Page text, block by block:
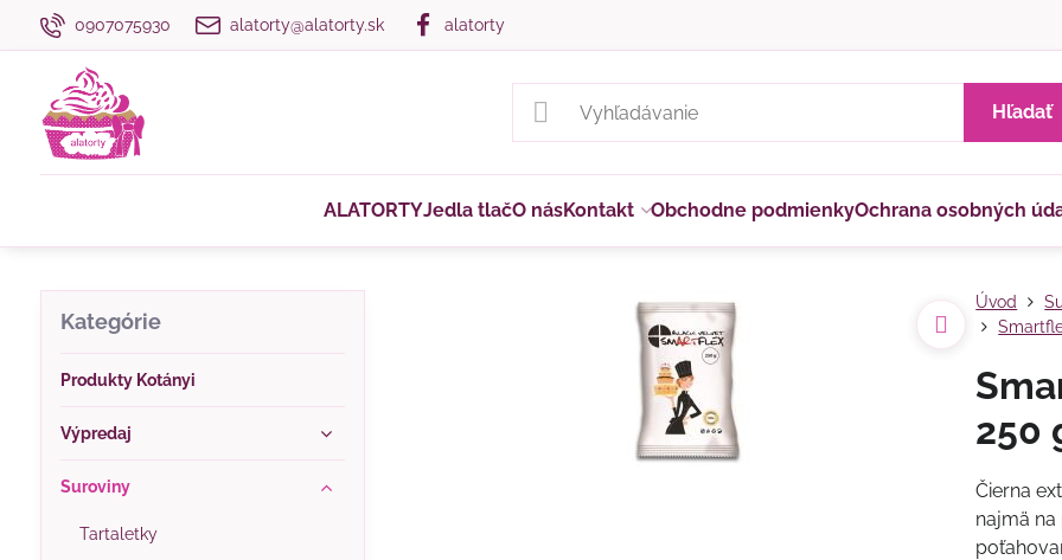
0907075930 alatorty@alatorty.sk alatorty
Hľadať
ALATORTYJedla tlačO násKontakt Obchodne podmienkyOchrana osobných
Úvod
250
Čierna
najmä
Kategórie
Produkty Kotányi
Výpredaj
Suroviny
Tartaletky